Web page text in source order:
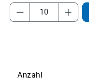
Produkt
Anzahl